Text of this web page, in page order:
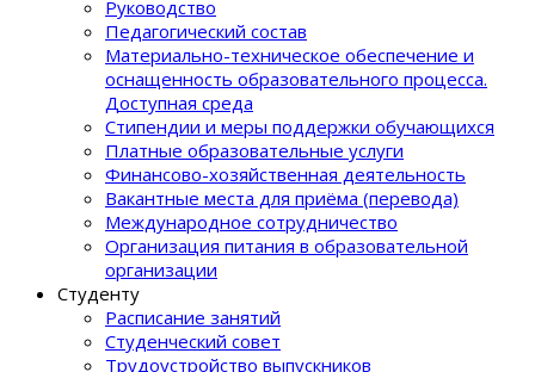
Руководство
Педагогический состав
Материально-техническое обеспечение и
оснащенность образовательного процеcса.
Доступная среда
Стипендии и меры поддержки обучающихся
Платные образовательные услуги
Финансово-хозяйственная деятельность
Вакантные места для приёма (перевода)
Международное сотрудничество
Организация питания в образовательной
организации
Студенту
Расписание занятий
Студенческий совет
Трудоустройство выпускников